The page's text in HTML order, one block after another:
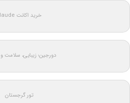
خرید اکانت claude
دورجین؛ زیبایی، سلامت
تور گرجستان